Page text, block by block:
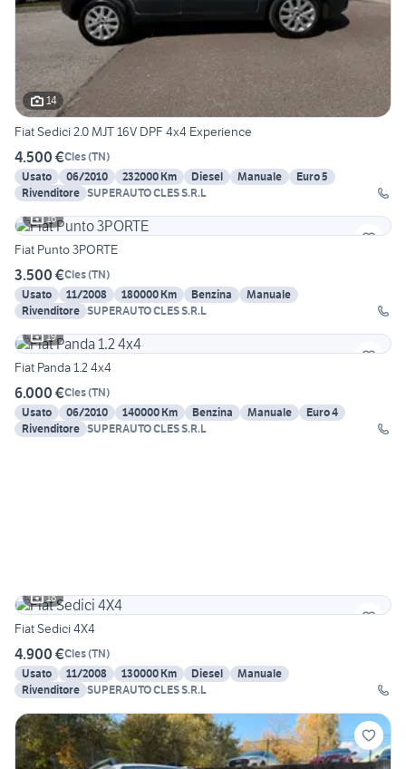
14
Fiat Sedici 2.0 MJT 16V DPF 4x4 Experience
4.500 €Cles(TN)
Usato
06/2010 232000 Km Diesel Manuale
Euro 5
Rivenditore SUPERAUTO CLES S.R.L
16
Fiat Punto 3PORTE
3.500 €Cles(TN)
Usato
11/2008 180000 Km Benzina
Manuale
Rivenditore SUPERAUTO CLES S.R.L
19
Fiat Panda 1.2 4x4
6.000 €Cles(TN)
Usato
06/2010 140000 Km Benzina Manuale
Euro 4
Rivenditore SUPERAUTO CLES S.R.L
18
Fiat Sedici 4X4
4.900 €Cles(TN)
Usato
11/2008 130000 Km Diesel
Manuale
Rivenditore SUPERAUTO CLES S.R.L